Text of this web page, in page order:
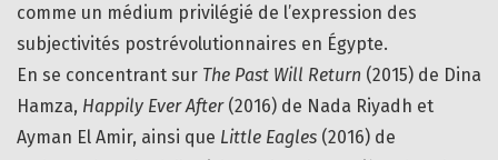
comme un médium privilégié de l’expression des
subjectivités postrévolutionnaires en Égypte.
En se concentrant sur The Past Will Return (2015) de Dina
Hamza, Happily Ever After(2016) de Nada Riyadh et
Ayman El Amir, ainsi que Little Eagles (2016) de